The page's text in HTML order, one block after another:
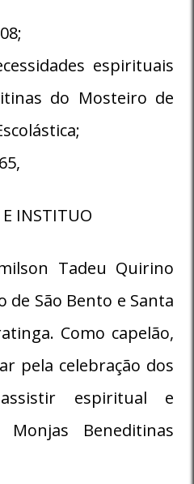
espirituais
do Mosteiro de
INSTITUO
Tadeu Quirino
de São Bento e Santa
Como capelão,
pela celebração dos
espiritual e
Beneditinas